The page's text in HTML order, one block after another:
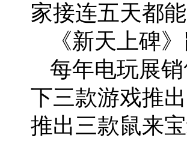
家接连五天都
《新天上碑
每年电玩展
下三款游戏推
推出三款鼠来